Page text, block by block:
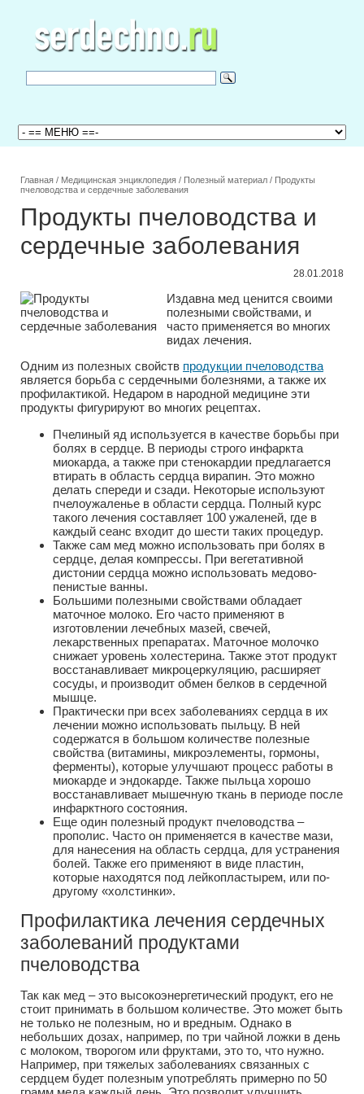
Главная / Медицинская энциклопедия / Полезный материал / Продукты
пчеловодства и сердечные заболевания
Продукты пчеловодства и
сердечные заболевания
28.01.2018
Издавна мед ценится своими
полезными свойствами, и
часто применяется во многих
видах лечения.
Одним из полезных свойств продукции пчеловодства
является борьба с сердечными болезнями, а также их
профилактикой. Недаром в народной медицине эти
продукты фигурируют во многих рецептах.
Пчелиный яд используется в качестве борьбы при
болях в сердце. В периоды строго инфаркта
миокарда, а также при стенокардии предлагается
втирать в область сердца вирапин. Это можно
делать спереди и сзади. Некоторые используют
пчелоужаленье в области сердца. Полный курс
такого лечения составляет 100 ужаленей, где в
каждый сеанс входит до шести таких процедур.
Также сам мед можно использовать при болях в
сердце, делая компрессы. При вегетативной
дистонии сердца можно использовать медово-
пенистые ванны.
Большими полезными свойствами обладает
маточное молоко. Его часто применяют в
изготовлении лечебных мазей, свечей,
лекарственных препаратах. Маточное молочко
снижает уровень холестерина. Также этот продукт
восстанавливает микроцеркуляцию, расширяет
сосуды, и производит обмен белков в сердечной
мышце.
Практически при всех заболеваниях сердца в их
лечении можно использовать пыльцу. В ней
содержатся в большом количестве полезные
свойства (витамины, микроэлементы, гормоны,
ферменты), которые улучшают процесс работы в
миокарде и эндокарде. Также пыльца хорошо
восстанавливает мышечную ткань в периоде после
инфарктного состояния.
Еще один полезный продукт пчеловодства –
прополис. Часто он применяется в качестве мази,
для нанесения на область сердца, для устранения
болей. Также его применяют в виде пластин,
которые находятся под лейкопластырем, или по-
другому «холстинки».
Профилактика лечения сердечных
заболеваний продуктами
пчеловодства
Так как мед – это высокоэнергетический продукт, его не
стоит принимать в большом количестве. Это может быть
не только не полезным, но и вредным. Однако в
небольших дозах, например, по три чайной ложки в день
с молоком, творогом или фруктами, это то, что нужно.
Например, при тяжелых заболеваниях связанных с
сердцем будет полезным употреблять примерно по 50